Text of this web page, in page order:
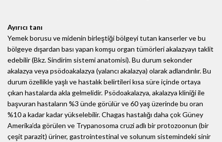
Ayırıcı tanı
Yemek borusu ve midenin birleştiği bölgeyi tutan kanserler ve bu
bölgeye dışardan bası yapan komşu organ tümörleri akalazyayı taklit
edebilir (Bkz. Sindirim sistemi anatomisi). Bu durum sekonder
akalazya veya psödoakalazya (yalancı akalazya) olarak adlandırılır. Bu
durum özellikle yaşlı ve hastalık belirtileri kısa süre içinde ortaya
çıkan hastalarda akla gelmelidir. Psödoakalazya, akalazya kliniği ile
başvuran hastaların %3 ünde görülür ve 60 yaş üzerinde bu oran
%10 a kadar kadar yükselebilir. Chagas hastalığı daha çok Güney
Amerika’da görülen ve Trypanosoma cruzi adlı bir protozoonun (bir
çeşit parazit) üriner, gastrointestinal ve solunum sistemindeki sinir